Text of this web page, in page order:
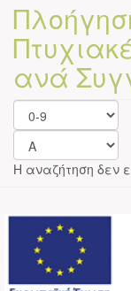
ανά
Η αναζήτηση δεν